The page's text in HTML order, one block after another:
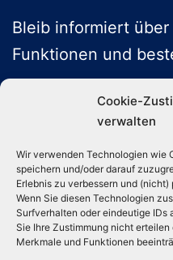
Cookie-
verwalten
Wir verwenden Technologien wie
speichern und/oder darauf
Erlebnis zu verbessern und
Wenn Sie diesen Technologien
Surfverhalten oder eindeutige IDs
Sie Ihre Zustimmung nicht
Merkmale und Funktionen
Bleib informiert
Funktionen und
ABONNIEREN
Folge uns auf